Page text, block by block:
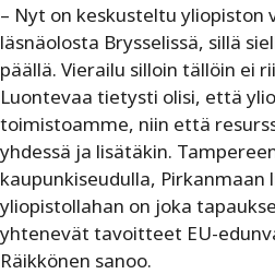
– Nyt on keskusteltu yliopiston
läsnäolosta Brysselissä, sillä
päällä. Vierailu silloin tällöin ei
Luontevaa tietysti olisi, että
toimistoamme, niin että
yhdessä ja lisätäkin.
kaupunkiseudulla, Pirkanmaan
yliopistollahan on joka
yhtenevät tavoitteet EU-
Räikkönen sanoo.